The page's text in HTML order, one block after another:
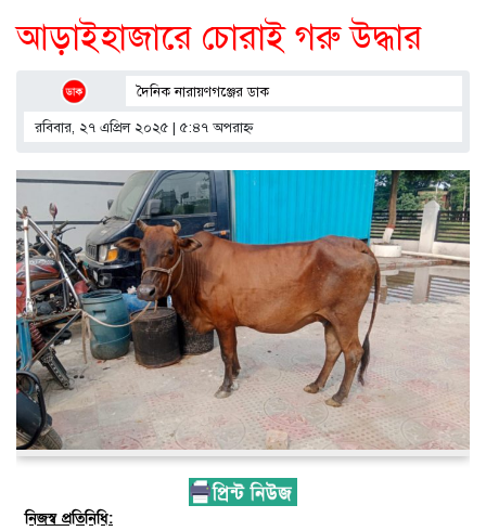
আড়াইহাজারে চোরাই গরু উদ্ধার
দৈনিক নারায়ণগঞ্জের ডাক
রবিবার, ২৭ এপ্রিল ২০২৫ | ৫:৪৭ অপরাহ্ণ
নিজস্ব প্রতিনিধি: